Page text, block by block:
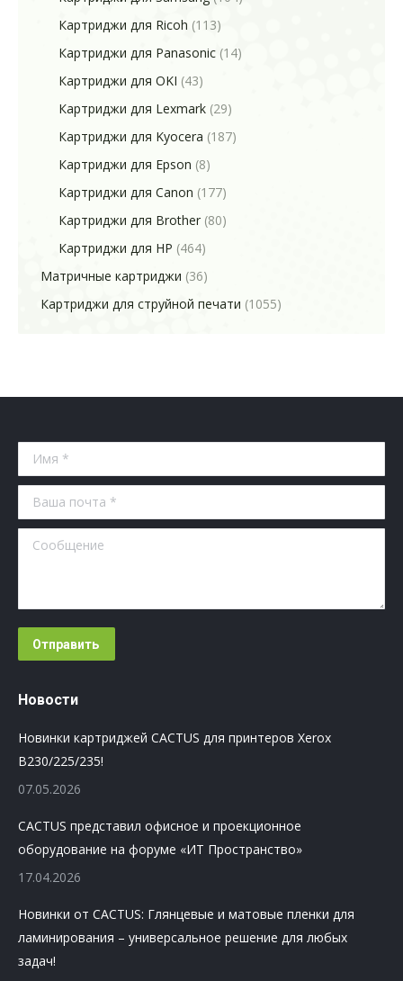
Картриджи для Ricoh (113)
Картриджи для Panasonic (14)
Картриджи для OKI (43)
Картриджи для Lexmark (29)
Картриджи для Kyocera (187)
Картриджи для Epson (8)
Картриджи для Canon (177)
Картриджи для Brother (80)
Картриджи для HP (464)
Матричные картриджи (36)
Картриджи для струйной печати (1055)
Имя *
Ваша почта *
Сообщение
Отправить
Новости
Новинки картриджей CACTUS для принтеров Xerox
B230/225/235!
07.05.2026
CACTUS представил офисное и проекционное
оборудование на форуме «ИТ Пространство»
17.04.2026
Новинки от CACTUS: Глянцевые и матовые пленки для
ламинирования – универсальное решение для любых
задач!